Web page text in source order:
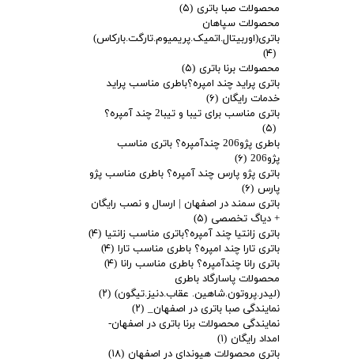
محصولات صبا باتری (۵)
محصولات سپاهان
باتری(اوربیتال.اتمیک.پریمیوم.تارگت.بارکاس)
(۴)
محصولات برنا باتری (۵)
باتری پراید چند امپره؟باطری مناسب پراید
خدمات رایگان (۶)
باتری مناسب برای تیبا و تیبا2 چند آمپره؟
(۵)
باطری پژو206 چندآمپره؟ باتری مناسب
پژو206
(۶)
باتری پژو پارس چند آمپره؟ باطری مناسب پژو
پارس (۶)
باتری سمند در اصفهان | ارسال و نصب رایگان
+ دیاگ تخصصی (۵)
باتری زانتیا چند آمپره؟باتری مناسب زانتیا (۴)
باتری تارا چند امپره؟ باطری مناسب تارا (۴)
باتری رانا چندآمپره؟ باطری مناسب رانا (۴)
محصولات پاسارگاد باطری
(لیدر.پروتون.شاهین. عقاب.دنیز.تیگون) (۲)
نمایندگی صبا باتری در اصفهان_ (۲)
نمایندگی محصولات برنا باتری در اصفهان-
امداد رایگان (۱)
باتری محصولات هیوندای در اصفهان (۱۸)